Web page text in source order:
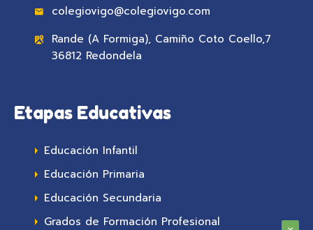
colegiovigo@colegiovigo.com
Rande (A Formiga), Camiño Coto Coello,7
36812 Redondela
Etapas Educativas
Educación Infantil
Educación Primaria
Educación Secundaria
Grados de Formación Profesional